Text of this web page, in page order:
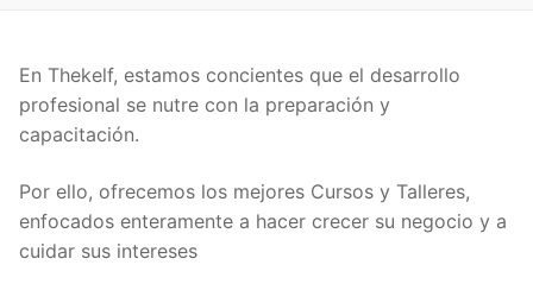
En Thekelf, estamos concientes que el desarrollo
profesional se nutre con la preparación y
capacitación.
Por ello, ofrecemos los mejores Cursos y Talleres,
enfocados enteramente a hacer crecer su negocio y a
cuidar sus intereses